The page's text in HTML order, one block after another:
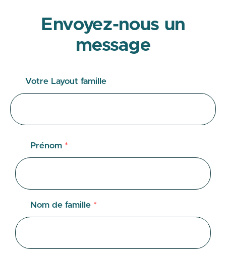
Envoyez-nous un
message
Votre Layout famille
Prénom *
Nom de famille *